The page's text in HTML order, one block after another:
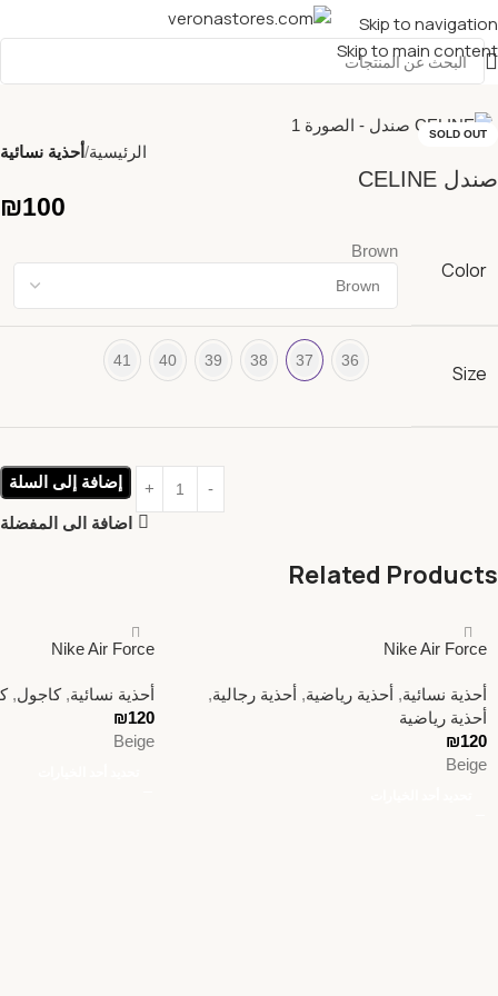
Skip to navigation
Skip to main content
SOLD OUT
الرئيسية أحذية نسائية
صندل CELINE
₪100
Color
Brown
Size
36
37
38
39
40
41
إضافة إلى السلة
اضافة الى المفضلة
Related Products
Nike Air Force
أحذية نسائية, أحذية رياضية, أحذية رجالية,
أحذية رياضية
₪120
Beige
Nike Air Force
أحذية نسائية,كاجول,
₪120
Beige